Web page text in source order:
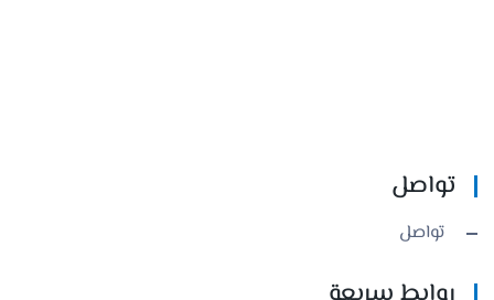
تواصل
تواصل